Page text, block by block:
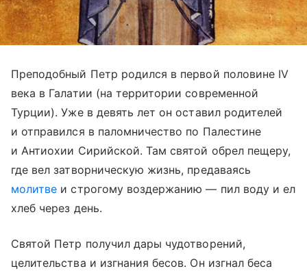
Преподобный Петр родился в первой половине IV
века в Галатии (на территории современной
Турции). Уже в девять лет он оставил родителей
и отправился в паломничество по Палестине
и Антиохии Сирийской. Там святой обрел пещеру,
где вел затворническую жизнь, предаваясь
молитве и строгому воздержанию — пил воду и ел
хлеб через день.
Святой Петр получил дары чудотворений,
целительства и изгнания бесов. Он изгнал беса